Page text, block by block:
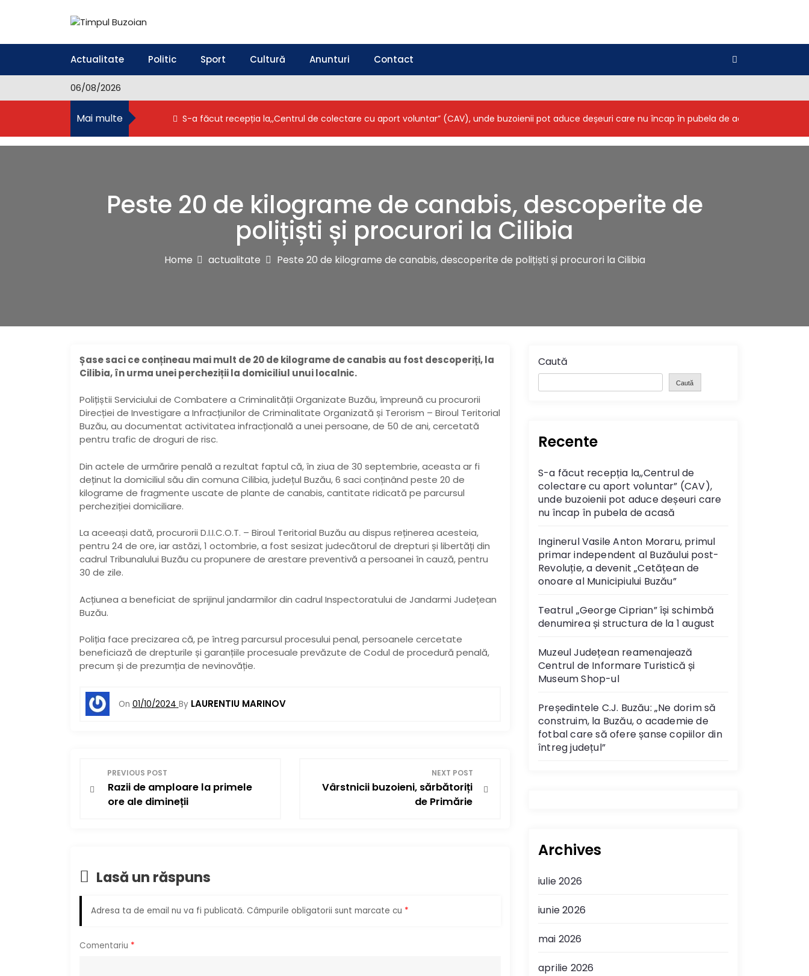
p
o
e
Timpul Buzoian
Actualitate Politic Sport Cultură Anunturi Contact
06/08/2026
Mai multe S-a făcut recepția la,,Centrul de colectare cu aport voluntar” (CAV), unde buzoienii pot aduce deșeuri care nu încap în pubela de acasă
Peste 20 de kilograme de canabis, descoperite de
polițiști și procurori la Cilibia
Home actualitate Peste 20 de kilograme de canabis, descoperite de polițiști și procurori la Cilibia
Șase saci ce conțineau mai mult de 20 de kilograme de canabis au fost descoperiți, la
Cilibia, în urma unei percheziții la domiciliul unui localnic.
Polițiștii Serviciului de Combatere a Criminalității Organizate Buzău, împreună cu procurorii
Direcției de Investigare a Infracțiunilor de Criminalitate Organizată și Terorism – Biroul Teritorial
Buzău, au documentat activitatea infracțională a unei persoane, de 50 de ani, cercetată
pentru trafic de droguri de risc.
Din actele de urmărire penală a rezultat faptul că, în ziua de 30 septembrie, aceasta ar fi
deținut la domiciliul său din comuna Cilibia, județul Buzău, 6 saci conținând peste 20 de
kilograme de fragmente uscate de plante de canabis, cantitate ridicată pe parcursul
percheziției domiciliare.
La aceeași dată, procurorii D.I.I.C.O.T. – Biroul Teritorial Buzău au dispus reținerea acesteia,
pentru 24 de ore, iar astăzi, 1 octombrie, a fost sesizat judecătorul de drepturi și libertăți din
cadrul Tribunalului Buzău cu propunere de arestare preventivă a persoanei în cauză, pentru
30 de zile.
Acțiunea a beneficiat de sprijinul jandarmilor din cadrul Inspectoratului de Jandarmi Județean
Buzău.
Poliția face precizarea că, pe întreg parcursul procesului penal, persoanele cercetate
beneficiază de drepturile și garanțiile procesuale prevăzute de Codul de procedură penală,
precum și de prezumția de nevinovăție.
On 01/10/2024 By LAURENTIU MARINOV
a
g
a
r
e
PREVIOUS POST
Razii de amploare la primele
ore ale dimineții
NEXT POST
Vârstnicii buzoieni, sărbătoriți
de Primărie
Lasă un răspuns
Adresa ta de email nu va fi publicată. Câmpurile obligatorii sunt marcate cu *
Comentariu *
Caută
Caută
Recente
S-a făcut recepția la,,Centrul de
colectare cu aport voluntar” (CAV),
unde buzoienii pot aduce deșeuri care
nu încap în pubela de acasă
Inginerul Vasile Anton Moraru, primul
primar independent al Buzăului post-
Revoluție, a devenit „Cetățean de
onoare al Municipiului Buzău”
Teatrul „George Ciprian” își schimbă
denumirea și structura de la 1 august
Muzeul Județean reamenajează
Centrul de Informare Turistică și
Museum Shop-ul
Președintele C.J. Buzău: „Ne dorim să
construim, la Buzău, o academie de
fotbal care să ofere șanse copiilor din
întreg județul”
Archives
iulie 2026
iunie 2026
mai 2026
aprilie 2026